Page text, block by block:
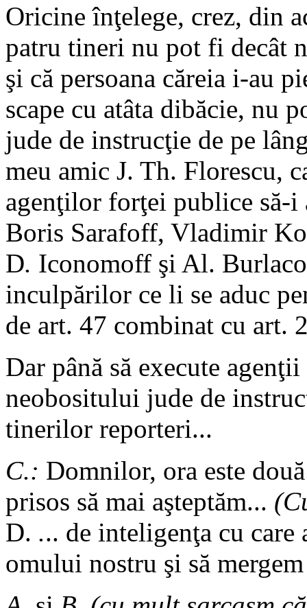
Oricine înţelege, crez, din
patru tineri nu pot fi decât
şi că persoana căreia i-au
scape cu atâta dibăcie, nu
jude de instrucţie de pe
meu amic J. Th. Florescu,
agenţilor forţei publice să-i
Boris Sarafoff, Vladimir
D. Iconomoff şi Al.
inculpărilor ce li se aduc
de art. 47 combinat cu art.
Dar până să execute
neobositului jude de
tinerilor reporteri...
C.: Domnilor, ora este
prisos să mai aşteptăm...
D. ... de inteligenţa cu care
omului nostru şi să